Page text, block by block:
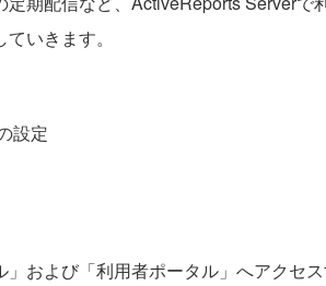
いきます。
設定
および「利用者ポータル」へアクセ